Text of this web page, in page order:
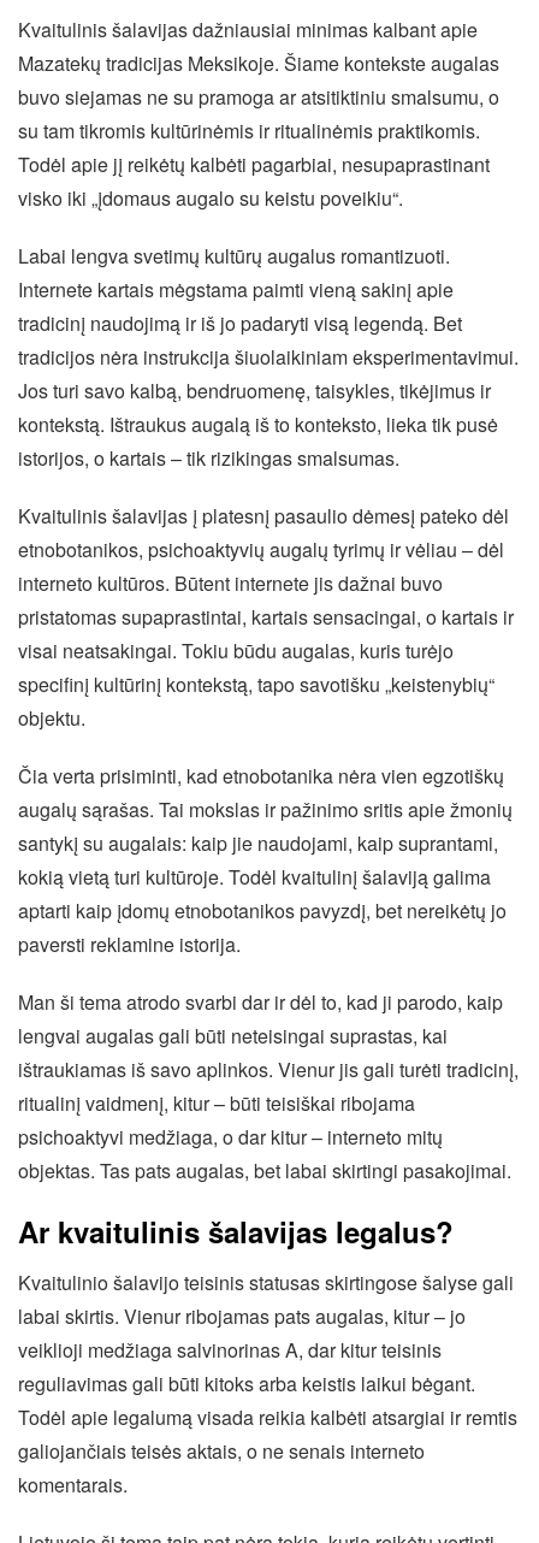
Kvaitulinis šalavijas dažniausiai minimas kalbant apie
Mazatekų tradicijas Meksikoje. Šiame kontekste augalas
buvo siejamas ne su pramoga ar atsitiktiniu smalsumu, o
su tam tikromis kultūrinėmis ir ritualinėmis praktikomis.
Todėl apie jį reikėtų kalbėti pagarbiai, nesupaprastinant
visko iki „įdomaus augalo su keistu poveikiu“.
Labai lengva svetimų kultūrų augalus romantizuoti.
Internete kartais mėgstama paimti vieną sakinį apie
tradicinį naudojimą ir iš jo padaryti visą legendą. Bet
tradicijos nėra instrukcija šiuolaikiniam eksperimentavimui.
Jos turi savo kalbą, bendruomenę, taisykles, tikėjimus ir
kontekstą. Ištraukus augalą iš to konteksto, lieka tik pusė
istorijos, o kartais – tik rizikingas smalsumas.
Kvaitulinis šalavijas į platesnį pasaulio dėmesį pateko dėl
etnobotanikos, psichoaktyvių augalų tyrimų ir vėliau – dėl
interneto kultūros. Būtent internete jis dažnai buvo
pristatomas supaprastintai, kartais sensacingai, o kartais ir
visai neatsakingai. Tokiu būdu augalas, kuris turėjo
specifinį kultūrinį kontekstą, tapo savotišku „keistenybių“
objektu.
Čia verta prisiminti, kad etnobotanika nėra vien egzotiškų
augalų sąrašas. Tai mokslas ir pažinimo sritis apie žmonių
santykį su augalais: kaip jie naudojami, kaip suprantami,
kokią vietą turi kultūroje. Todėl kvaitulinį šalaviją galima
aptarti kaip įdomų etnobotanikos pavyzdį, bet nereikėtų jo
paversti reklamine istorija.
Man ši tema atrodo svarbi dar ir dėl to, kad ji parodo, kaip
lengvai augalas gali būti neteisingai suprastas, kai
ištraukiamas iš savo aplinkos. Vienur jis gali turėti tradicinį,
ritualinį vaidmenį, kitur – būti teisiškai ribojama
psichoaktyvi medžiaga, o dar kitur – interneto mitų
objektas. Tas pats augalas, bet labai skirtingi pasakojimai.
Ar kvaitulinis šalavijas legalus?
Kvaitulinio šalavijo teisinis statusas skirtingose šalyse gali
labai skirtis. Vienur ribojamas pats augalas, kitur – jo
veiklioji medžiaga salvinorinas A, dar kitur teisinis
reguliavimas gali būti kitoks arba keistis laikui bėgant.
Todėl apie legalumą visada reikia kalbėti atsargiai ir remtis
galiojančiais teisės aktais, o ne senais interneto
komentarais.